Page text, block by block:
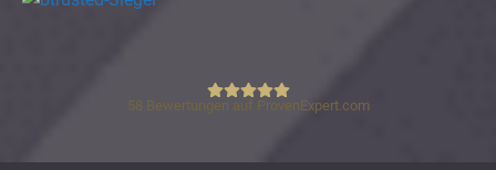
Lutz Schneider Immobilienbewertung
58 Bewertungen auf ProvenExpert.com